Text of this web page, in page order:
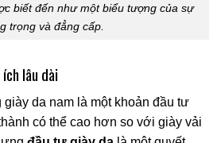
biết đến như một biểu tượng của sự
trọng và đẳng cấp.
lâu dài
da nam là một khoản đầu tư
có thể cao hơn so với giày vải